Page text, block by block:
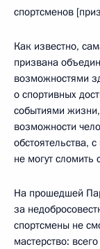
спортсменов
Как известно,
призвана
возможностями
о спортивных
событиями
возможности
обстоятельства,
не могут сломить
На прошедшей
за
спортсмены не
мастерство: